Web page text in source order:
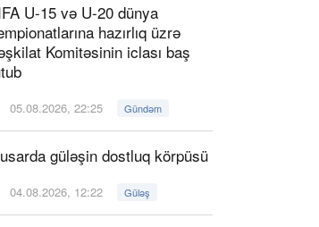
U-15 və U-20 dünya
hazırlıq üzrə
Komitəsinin iclası baş
05.08.2026, 22:25 Gündəm
güləşin dostluq körpüsü
04.08.2026, 12:22 Güləş